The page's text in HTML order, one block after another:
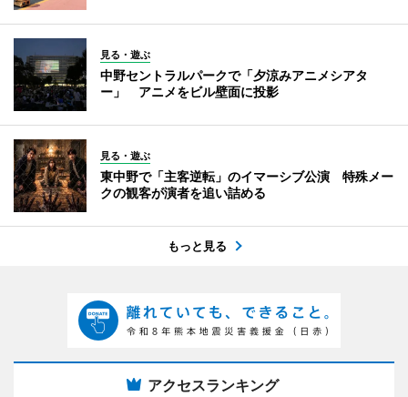
見る・遊ぶ
中野セントラルパークで「夕涼みアニメシアタ
ー」 アニメをビル壁面に投影
見る・遊ぶ
東中野で「主客逆転」のイマーシブ公演 特殊メー
クの観客が演者を追い詰める
もっと見る
アクセスランキング